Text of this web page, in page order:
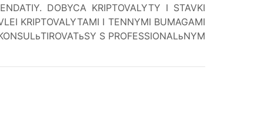
DOBYCA KRIPTOVALYTY I STAVKI
KRIPTOVALYTAMI I TENNYMI BUMAGAMI
S PROFESSIONALьNYM